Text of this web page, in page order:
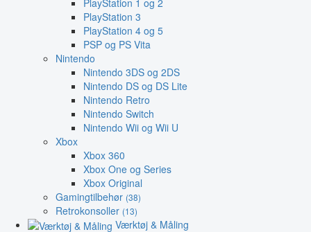
PlayStation 3
PlayStation 4 og 5
PSP og PS Vita
Nintendo
Nintendo 3DS og 2DS
Nintendo DS og DS Lite
Nintendo Retro
Nintendo Switch
Nintendo Wii og Wii U
Xbox
Xbox 360
Xbox One og Series
Xbox Original
Gamingtilbehør (38)
Retrokonsoller (13)
Værktøj & Måling